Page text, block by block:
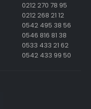
0212 270 78 95
0212 268 21 12
0542 495 38 56
0546 816 81 38
0533 433 21 62
0542 433 99 50